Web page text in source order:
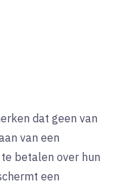
dat geen van
van een
betalen over hun
een